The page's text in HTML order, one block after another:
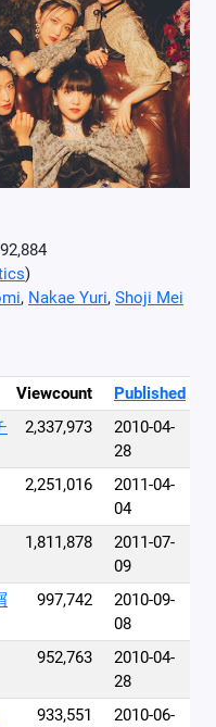
)
, Nakae Yuri, Shoji Mei
Viewcount
Published
2,337,973
2010-04-
28
2,251,016
2011-04-
04
1,811,878
2011-07-
09
997,742
2010-09-
08
952,763
2010-04-
28
933,551
2010-06-